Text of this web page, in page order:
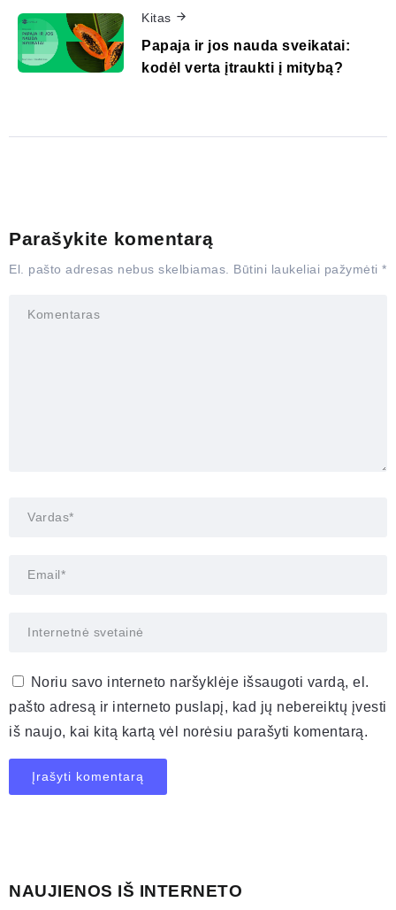
Kitas
Papaja ir jos nauda sveikatai:
kodėl verta įtraukti į mitybą?
Parašykite komentarą
El. pašto adresas nebus skelbiamas. Būtini laukeliai pažymėti *
Noriu savo interneto naršyklėje išsaugoti vardą, el.
pašto adresą ir interneto puslapį, kad jų nebereiktų įvesti
iš naujo, kai kitą kartą vėl norėsiu parašyti komentarą.
NAUJIENOS IŠ INTERNETO